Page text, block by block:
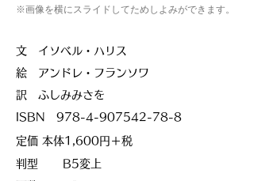
※画像を横にスライドしてためしよみができます。
文 イソベル・ハリス
絵 アンドレ・フランソワ
訳 ふしみみさを
ISBN
978-4-907542-78-8
定価 本体1,600円＋税
判型
B5変上